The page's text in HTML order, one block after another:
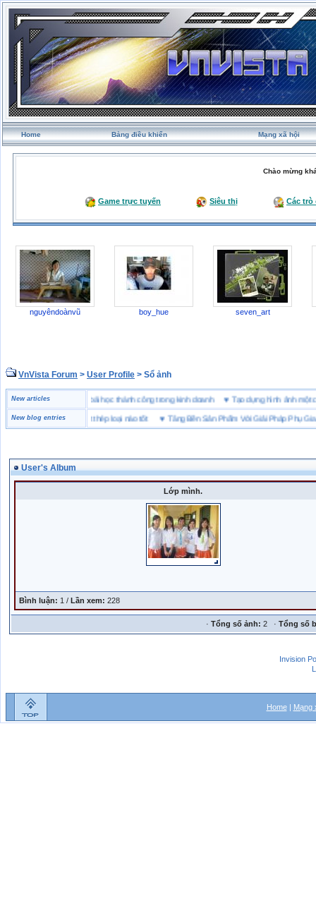
Home Bảng điều khiển Mạng xã hội
Chào mừng
Game trực tuyến Siêu thị Các trò
nguyêndoànvũ boy_hue seven_art
VnVista Forum > User Profile > Sổ ảnh
New articles
biệt” của Microsoft ♥4 bài học thành công trong kinh doanh ♥Tạo dựng hình ảnh
New blog entries
hộ lót Kevlar và lót thép loại nào tốt♥ Tăng Bền Sản Phẩm Với Giải Pháp Phụ Gia
User's Album
Lớp mình.
Bình luận: 1 / Lần xem: 228
· Tổng số ảnh: 2 · Tổng số
Invision
Home| Mạng